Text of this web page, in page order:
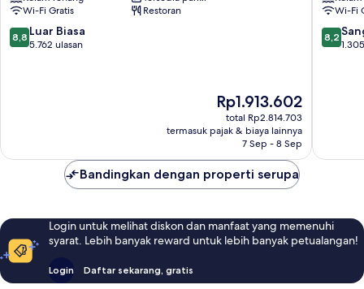
Suites
The
Blue
Wi-Fi Gratis
Restoran
8.8
dari
8,8 Luar Biasa
5.762 ulasan
Harga
sekarang
Rp1.913.602
Rp1.913.602
total Rp2.814.703
termasuk pajak & biaya lainnya
7 Sep - 8 Sep
Wi-Fi
8.2
dari
8,2
Bandingkan dengan properti serupa
Login untuk melihat diskon dan manfaat yang memenuhi
syarat. Lebih banyak reward untuk lebih banyak petualangan!
Login Daftar sekarang, gratis